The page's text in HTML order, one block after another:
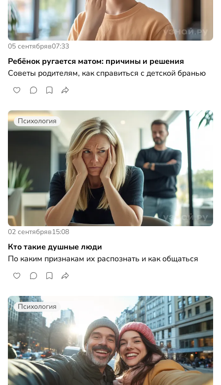
05 сентябряв07:33
Ребёнок ругается матом: причины и решения
Советы родителям, как справиться с детской бранью
Психология
02 сентябряв15:08
Кто такие душные люди
По каким признакам их распознать и как общаться
Психология